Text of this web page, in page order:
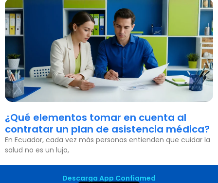
¿Qué elementos tomar en cuenta al
contratar un plan de asistencia médica?
En Ecuador, cada vez más personas entienden que cuidar la
salud no es un lujo,
Descarga App Confiamed